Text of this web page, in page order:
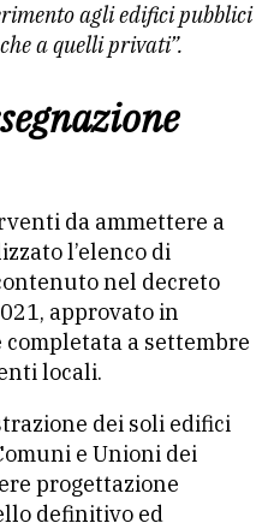
agli edifici pubblici
a quelli privati”.
da ammettere a
l’elenco di
nel decreto
approvato in
a settembre
locali.
dei soli edifici
e Unioni dei
progettazione
definitivo ed